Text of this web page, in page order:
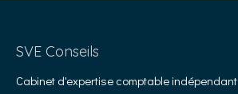
SVE Conseils
Cabinet d'expertise comptable indépendant